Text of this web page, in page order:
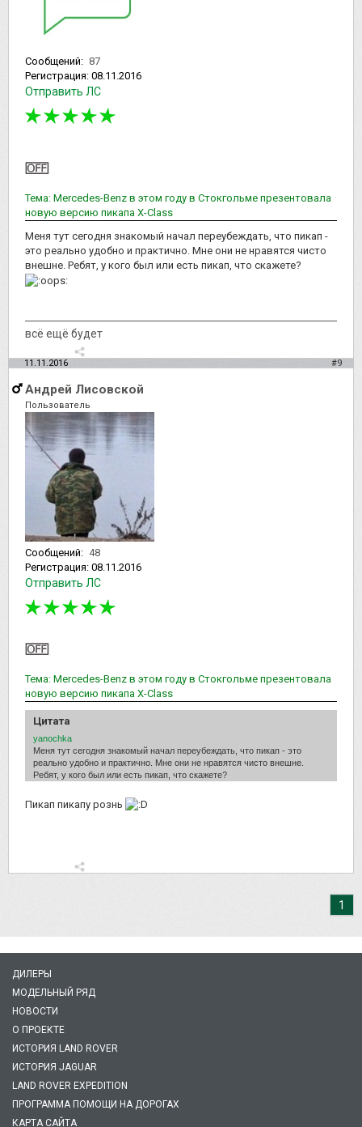
Сообщений: 87
Регистрация: 08.11.2016
Отправить ЛС
Тема: Mercedes-Benz в этом году в Стокгольме презентовала
новую версию пикапа Х-Class
Меня тут сегодня знакомый начал переубеждать, что пикап -
это реально удобно и практично. Мне они не нравятся чисто
внешне. Ребят, у кого был или есть пикап, что скажете?
всё ещё будет
11.11.2016 #9
Андрей Лисовской
Пользователь
Сообщений: 48
Регистрация: 08.11.2016
Отправить ЛС
Тема: Mercedes-Benz в этом году в Стокгольме презентовала
новую версию пикапа Х-Class
Цитата
yanochka
Меня тут сегодня знакомый начал переубеждать, что пикап - это
реально удобно и практично. Мне они не нравятся чисто внешне.
Ребят, у кого был или есть пикап, что скажете?
Пикап пикапу рознь
1
ДИЛЕРЫ
МОДЕЛЬНЫЙ РЯД
НОВОСТИ
О ПРОЕКТЕ
ИСТОРИЯ LAND ROVER
ИСТОРИЯ JAGUAR
LAND ROVER EXPEDITION
ПРОГРАММА ПОМОЩИ НА ДОРОГАХ
КАРТА САЙТА